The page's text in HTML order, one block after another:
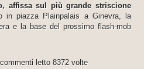
affissa sul più grande striscione
in piazza Plainpalais a Ginevra, la
e la base del prossimo flash-mob
letto 8372 volte